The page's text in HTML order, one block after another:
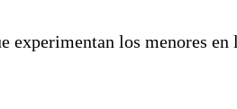
experimentan los menores en